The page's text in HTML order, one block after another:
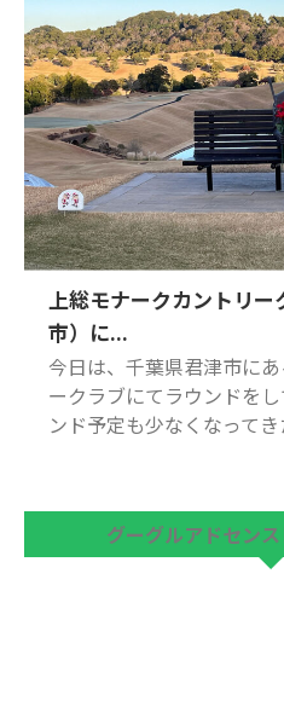
上総モナークカントリー
市）に...
今日は、千葉県君津市に
ークラブにてラウンドを
ンド予定も少なくなってき
グーグルアドセン